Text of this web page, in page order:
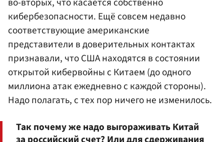
кибербезопасности. Ещё совсем недавно
соответствующие американские
представители в доверительных контактах
признавали, что США находятся в состоянии
открытой кибервойны с Китаем (до одного
миллиона атак ежедневно с каждой стороны).
Надо полагать, с тех пор ничего не изменилось.
Так почему же надо выгораживать Китай